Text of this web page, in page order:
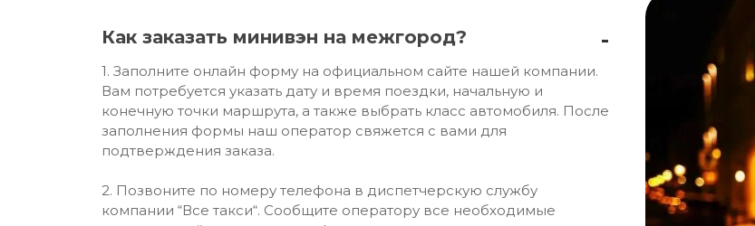
Как заказать минивэн на межгород?
1. Заполните онлайн форму на официальном сайте нашей компании.
Вам потребуется указать дату и время поездки, начальную и
конечную точки маршрута, а также выбрать класс автомобиля. После
заполнения формы наш оператор свяжется с вами для
подтверждения заказа.
2. Позвоните по номеру телефона в диспетчерскую службу
компании “Все такси“. Сообщите оператору все необходимые